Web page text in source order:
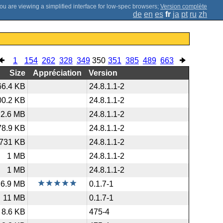
; Version complète
de en es fr ja pt ru zh
1 154 262 328 349 350 351 385 489 663
Size Appréciation
Version
KB
24.8.1.1-2
KB
24.8.1.1-2
2.6 MB
24.8.1.1-2
KB
24.8.1.1-2
KB
24.8.1.1-2
1 MB
24.8.1.1-2
1 MB
24.8.1.1-2
6.9 MB
0.1.7-1
11 MB
0.1.7-1
8.6 KB
475-4